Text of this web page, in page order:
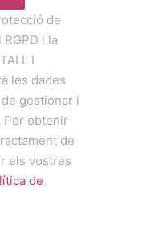
de
i la
I
les dades
gestionar i
Per obtenir
de
els vostres
de